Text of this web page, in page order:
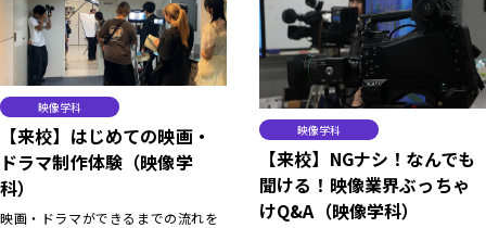
映像学科
【来校】はじめての映画・
ドラマ制作体験（映像学
科）
映画・ドラマができるまでの流れを
映像学科
【来校】NGナシ！なんでも
聞ける！映像業界ぶっちゃ
けQ&A（映像学科）